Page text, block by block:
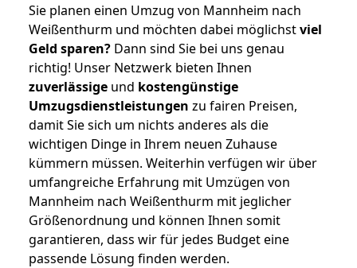
Sie planen einen Umzug von Mannheim nach
Weißenthurm und möchten dabei möglichstviel
Geld sparen? Dann sind Sie bei uns genau
richtig! Unser Netzwerk bieten Ihnen
zuverlässige und kostengünstige
Umzugsdienstleistungen zu fairen Preisen,
damit Sie sich um nichts anderes als die
wichtigen Dinge in Ihrem neuen Zuhause
kümmern müssen. Weiterhin verfügen wir über
umfangreiche Erfahrung mit Umzügen von
Mannheim nach Weißenthurm mit jeglicher
Größenordnung und können Ihnen somit
garantieren, dass wir für jedes Budget eine
passende Lösung finden werden.